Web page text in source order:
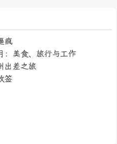
疯
：美食、旅行与工作
出差之旅
签